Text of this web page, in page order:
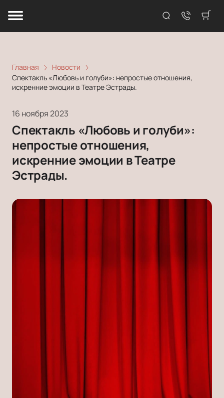
Главная
Новости
Спектакль «Любовь и голуби»: непростые отношения,
искренние эмоции в Театре Эстрады.
16 ноября 2023
Спектакль «Любовь и голуби»:
непростые отношения,
искренние эмоции в Театре
Эстрады.